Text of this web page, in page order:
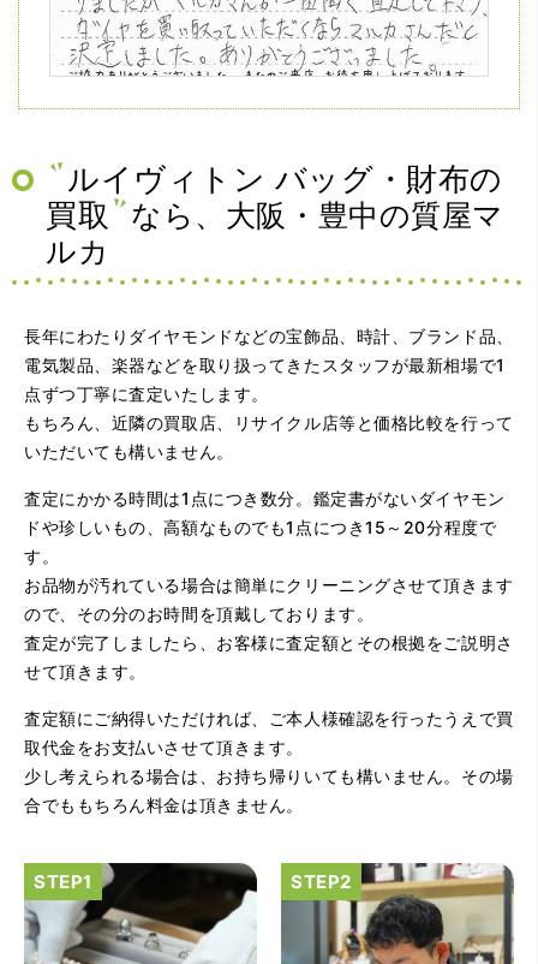
（大阪府大阪市）問い合わせから非常に分かり易く、安心
して利用できた。また、思ったよりも高額だったので助か
りました。
（大阪府大阪市）とてもプロな鑑定士さんがいて的確にア
なって頂いてありがとうございます! お店の雰囲気もやらし
さがなく、とても入ってゆっくりできる落ちついた敷居の
高いお店です。また鑑定士さんに会いたいです。
ルイヴィトン バッグ・財布の
買取
なら、大阪・豊中の質屋マ
ルカ
長年にわたりダイヤモンドなどの宝飾品、時計、ブランド品、
電気製品、楽器などを取り扱ってきたスタッフが最新相場で1
点ずつ丁寧に査定いたします。
もちろん、近隣の買取店、リサイクル店等と価格比較を行って
いただいても構いません。
査定にかかる時間は1点につき数分。鑑定書がないダイヤモン
ドや珍しいもの、高額なものでも1点につき15～20分程度で
す。
お品物が汚れている場合は簡単にクリーニングさせて頂きます
ので、その分のお時間を頂戴しております。
査定が完了しましたら、お客様に査定額とその根拠をご説明さ
せて頂きます。
査定額にご納得いただければ、ご本人様確認を行ったうえで買
取代金をお支払いさせて頂きます。
少し考えられる場合は、お持ち帰りいても構いません。その場
合でももちろん料金は頂きません。